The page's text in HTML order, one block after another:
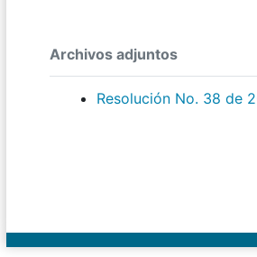
Archivos adjuntos
Resolución No. 38 de